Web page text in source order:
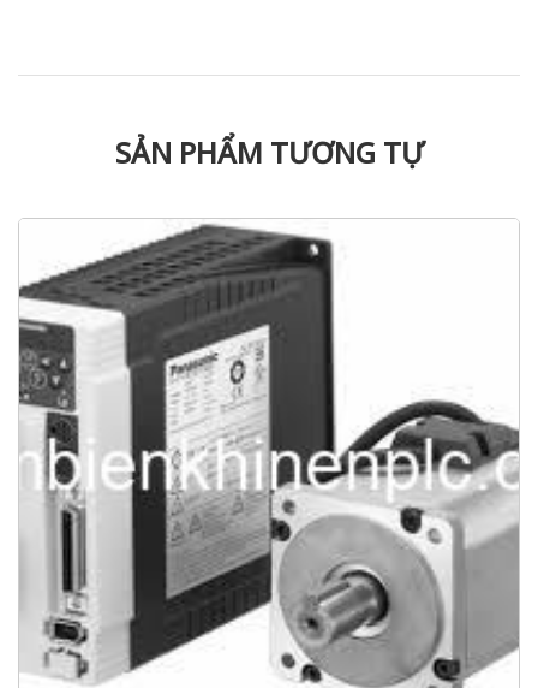
SẢN PHẨM TƯƠNG TỰ